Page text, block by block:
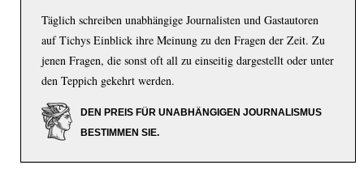
Täglich schreiben unabhängige Journalisten und Gastautoren
auf Tichys Einblick ihre Meinung zu den Fragen der Zeit. Zu
jenen Fragen, die sonst oft all zu einseitig dargestellt oder unter
den Teppich gekehrt werden.
DEN PREIS FÜR UNABHÄNGIGEN JOURNALISMUS
BESTIMMEN SIE.